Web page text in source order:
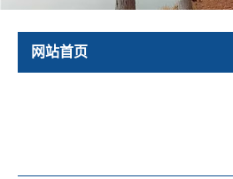
网站首页